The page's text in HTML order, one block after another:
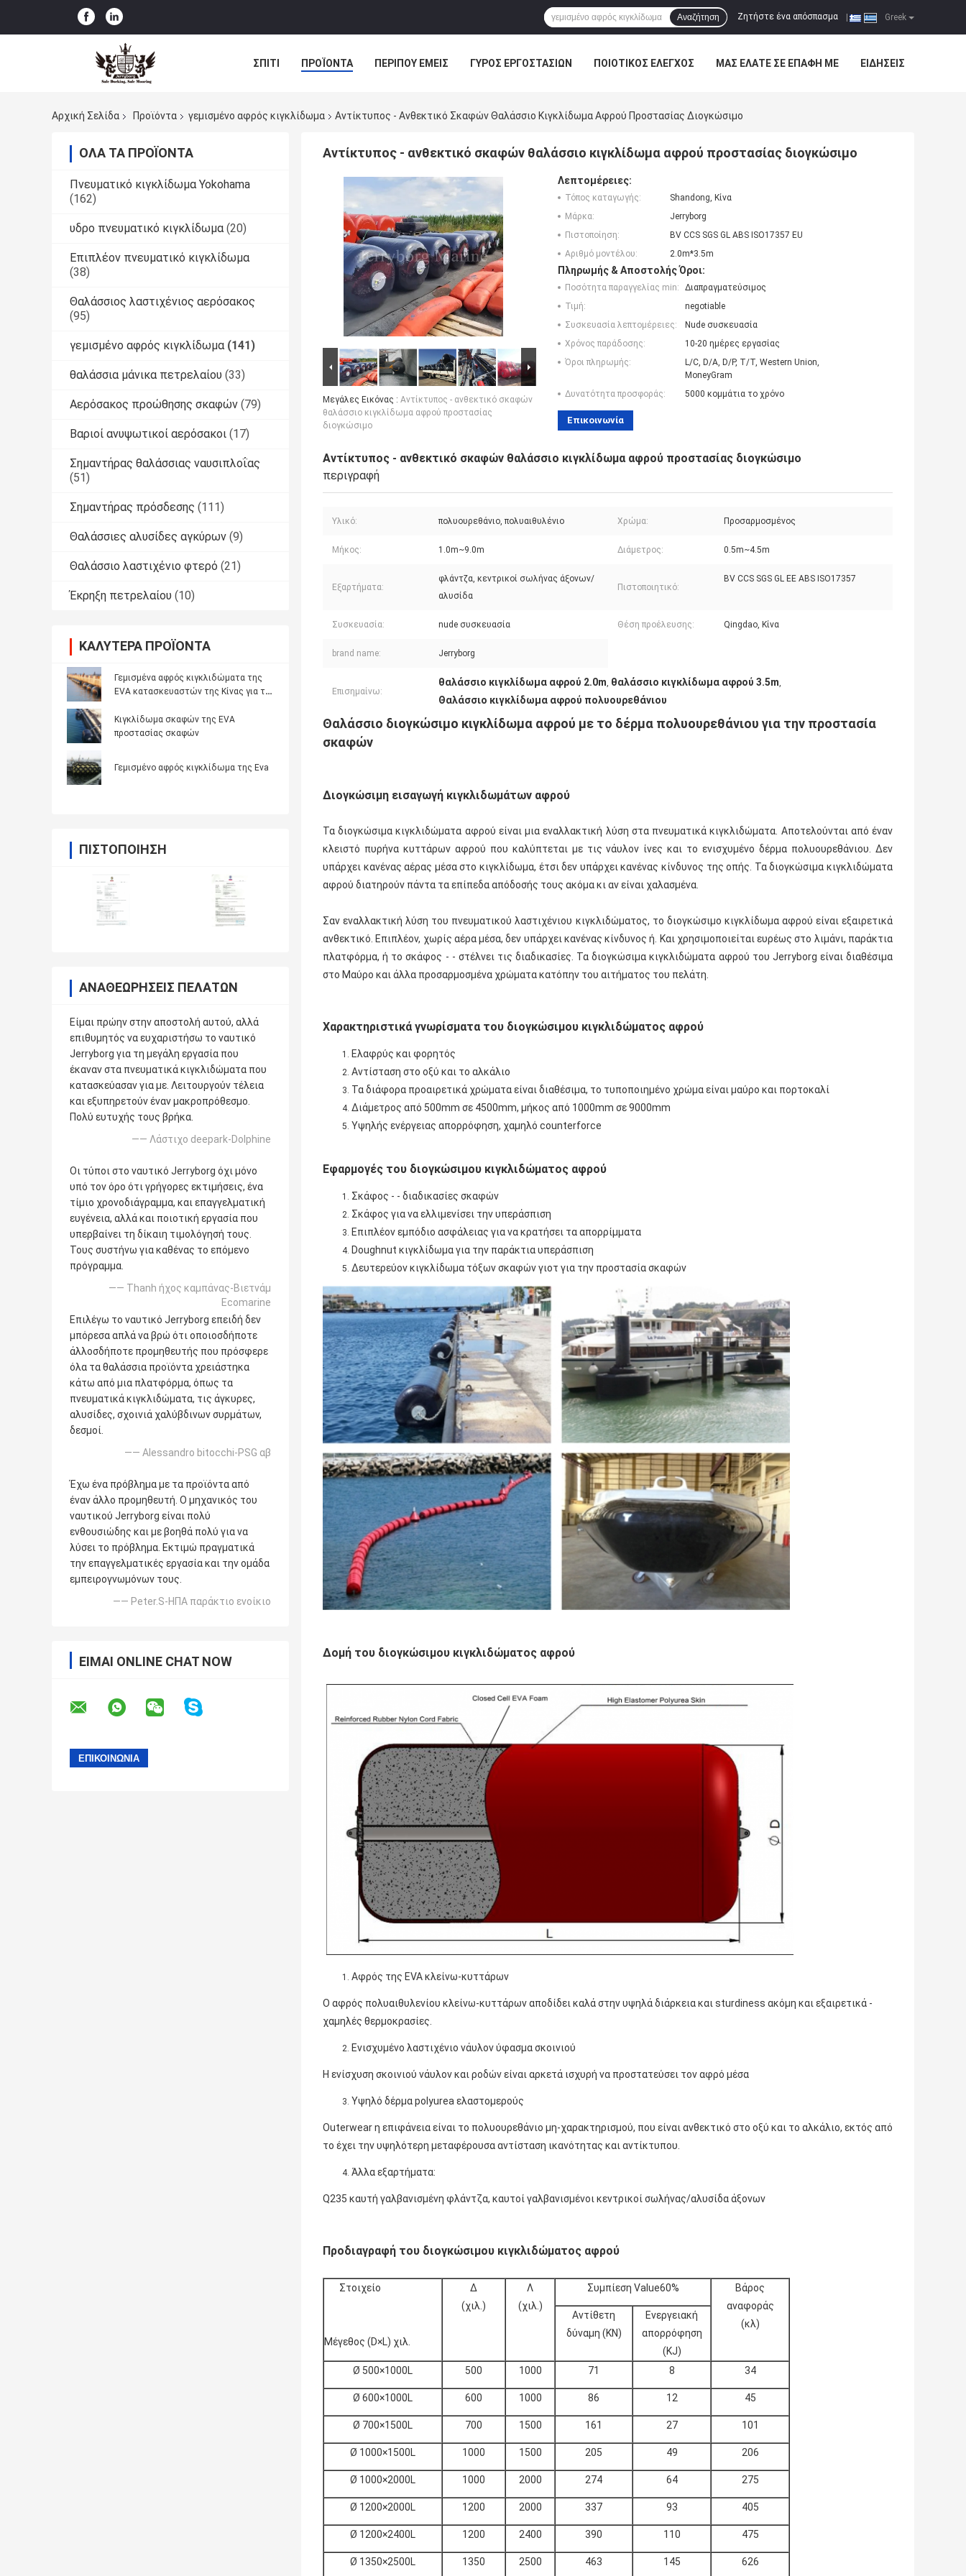
Greek
Ζητήστε ένα απόσπασμα
Αναζήτηση
ΣΠΊΤΙ ΠΡΟΪΌΝΤΑ ΠΕΡΊΠΟΥ ΕΜΕΊΣ ΓΎΡΟΣ ΕΡΓΟΣΤΑΣΊΩΝ ΠΟΙΟΤΙΚΌΣ ΈΛΕΓΧΟΣ ΜΑΣ ΕΛΆΤΕ ΣΕ ΕΠΑΦΉ ΜΕ ΕΙΔΉΣΕΙΣ
Αρχική Σελίδα
Προϊόντα γεμισμένο αφρός κιγκλίδωμα Αντίκτυπος - Ανθεκτικό Σκαφών Θαλάσσιο Κιγκλίδωμα Αφρού Προστασίας Διογκώσιμο
ΌΛΑ ΤΑ ΠΡΟΪΌΝΤΑ
Πνευματικό κιγκλίδωμα Yokohama
(162)
υδρο πνευματικό κιγκλίδωμα (20)
Επιπλέον πνευματικό κιγκλίδωμα
(38)
Θαλάσσιος λαστιχένιος αερόσακος
(95)
γεμισμένο αφρός κιγκλίδωμα (141)
θαλάσσια μάνικα πετρελαίου (33)
Αερόσακος προώθησης σκαφών (79)
Βαριοί ανυψωτικοί αερόσακοι (17)
Σημαντήρας θαλάσσιας ναυσιπλοΐας
(51)
Σημαντήρας πρόσδεσης (111)
Θαλάσσιες αλυσίδες αγκύρων (9)
Θαλάσσιο λαστιχένιο φτερό (21)
Έκρηξη πετρελαίου (10)
ΚΑΛΎΤΕΡΑ ΠΡΟΪΌΝΤΑ
Γεμισμένα αφρός κιγκλιδώματα της
EVA κατασκευαστών της Κίνας για την
Κιγκλίδωμα σκαφών της EVA
προστασίας σκαφών
Γεμισμένο αφρός κιγκλίδωμα της Eva
ΠΙΣΤΟΠΟΊΗΣΗ
ΑΝΑΘΕΩΡΉΣΕΙΣ ΠΕΛΑΤΏΝ
Είμαι πρώην στην αποστολή αυτού, αλλά
επιθυμητός να ευχαριστήσω το ναυτικό
Jerryborg για τη μεγάλη εργασία που
έκαναν στα πνευματικά κιγκλιδώματα που
κατασκεύασαν για με. Λειτουργούν τέλεια
και εξυπηρετούν έναν μακροπρόθεσμο.
Πολύ ευτυχής τους βρήκα.
—— Λάστιχο deepark-Dolphine
Οι τύποι στο ναυτικό Jerryborg όχι μόνο
υπό τον όρο ότι γρήγορες εκτιμήσεις, ένα
τίμιο χρονοδιάγραμμα, και επαγγελματική
ευγένεια, αλλά και ποιοτική εργασία που
υπερβαίνει τη δίκαιη τιμολόγησή τους.
Τους συστήνω για καθένας το επόμενο
πρόγραμμα.
—— Thanh ήχος καμπάνας-Βιετνάμ
Ecomarine
Επιλέγω το ναυτικό Jerryborg επειδή δεν
μπόρεσα απλά να βρώ ότι οποιοσδήποτε
άλλοσδήποτε προμηθευτής που πρόσφερε
όλα τα θαλάσσια προϊόντα χρειάστηκα
κάτω από μια πλατφόρμα, όπως τα
πνευματικά κιγκλιδώματα, τις άγκυρες,
αλυσίδες, σχοινιά χαλύβδινων συρμάτων,
δεσμοί.
—— Alessandro bitocchi-PSG αβ
Έχω ένα πρόβλημα με τα προϊόντα από
έναν άλλο προμηθευτή. Ο μηχανικός του
ναυτικού Jerryborg είναι πολύ
ενθουσιώδης και με βοηθά πολύ για να
λύσει το πρόβλημα. Εκτιμώ πραγματικά
την επαγγελματικές εργασία και την ομάδα
εμπειρογνωμόνων τους.
—— Peter.S-ΗΠΑ παράκτιο ενοίκιο
ΕΊΜΑΙ ONLINE CHAT NOW
Αντίκτυπος - ανθεκτικό σκαφών θαλάσσιο κιγκλίδωμα αφρού προστασίας διογκώσιμο
Μεγάλες Εικόνας : Αντίκτυπος - ανθεκτικό σκαφών
θαλάσσιο κιγκλίδωμα αφρού προστασίας
διογκώσιμο
Λεπτομέρειες:
Τόπος καταγωγής:
Shandong, Κίνα
Μάρκα:
Jerryborg
Πιστοποίηση:
BV CCS SGS GL ABS ISO17357 EU
Αριθμό μοντέλου:
2.0m*3.5m
Πληρωμής & Αποστολής Όροι:
Ποσότητα παραγγελίας min:
Διαπραγματεύσιμος
Τιμή:
negotiable
Συσκευασία λεπτομέρειες:
Nude συσκευασία
Χρόνος παράδοσης:
10-20 ημέρες εργασίας
Όροι πληρωμής:
L/C, D/A, D/P, T/T, Western Union,
MoneyGram
Δυνατότητα προσφοράς:
5000 κομμάτια το χρόνο
Επικοινωνία
Αντίκτυπος - ανθεκτικό σκαφών θαλάσσιο κιγκλίδωμα αφρού προστασίας διογκώσιμο
περιγραφή
Υλικό: πολυουρεθάνιο, πολυαιθυλένιο Χρώμα: Προσαρμοσμένος
Μήκος: 1.0m~9.0m Διάμετρος: 0.5m~4.5m
Εξαρτήματα:
φλάντζα, κεντρικοί σωλήνας άξονων/
αλυσίδα
Πιστοποιητικό:
BV CCS SGS GL ΕΕ ABS ISO17357
Συσκευασία: nude συσκευασία Θέση προέλευσης: Qingdao, Κίνα
brand name: Jerryborg
Επισημαίνω:
θαλάσσιο κιγκλίδωμα αφρού 2.0m, θαλάσσιο κιγκλίδωμα αφρού 3.5m,
Θαλάσσιο κιγκλίδωμα αφρού πολυουρεθάνιου
Θαλάσσιο διογκώσιμο κιγκλίδωμα αφρού με το δέρμα πολυουρεθάνιου για την προστασία
σκαφών
Διογκώσιμη εισαγωγή κιγκλιδωμάτων αφρού
Τα διογκώσιμα κιγκλιδώματα αφρού είναι μια εναλλακτική λύση στα πνευματικά κιγκλιδώματα. Αποτελούνται από έναν
κλειστό πυρήνα κυττάρων αφρού που καλύπτεται με τις νάυλον ίνες και το ενισχυμένο δέρμα πολυουρεθάνιου. Δεν
υπάρχει κανένας αέρας μέσα στο κιγκλίδωμα, έτσι δεν υπάρχει κανένας κίνδυνος της οπής. Τα διογκώσιμα κιγκλιδώματα
αφρού διατηρούν πάντα τα επίπεδα απόδοσής τους ακόμα κι αν είναι χαλασμένα.
Σαν εναλλακτική λύση του πνευματικού λαστιχένιου κιγκλιδώματος, το διογκώσιμο κιγκλίδωμα αφρού είναι εξαιρετικά
ανθεκτικό. Επιπλέον, χωρίς αέρα μέσα, δεν υπάρχει κανένας κίνδυνος ή. Και χρησιμοποιείται ευρέως στο λιμάνι, παράκτια
πλατφόρμα, ή το σκάφος - - στέλνει τις διαδικασίες. Τα διογκώσιμα κιγκλιδώματα αφρού του Jerryborg είναι διαθέσιμα
στο Μαύρο και άλλα προσαρμοσμένα χρώματα κατόπην του αιτήματος του πελάτη.
Χαρακτηριστικά γνωρίσματα του διογκώσιμου κιγκλιδώματος αφρού
Ελαφρύς και φορητός
Αντίσταση στο οξύ και το αλκάλιο
Τα διάφορα προαιρετικά χρώματα είναι διαθέσιμα, το τυποποιημένο χρώμα είναι μαύρο και πορτοκαλί
Διάμετρος από 500mm σε 4500mm, μήκος από 1000mm σε 9000mm
Υψηλής ενέργειας απορρόφηση, χαμηλό counterforce
Εφαρμογές του διογκώσιμου κιγκλιδώματος αφρού
Σκάφος - - διαδικασίες σκαφών
Σκάφος για να ελλιμενίσει την υπεράσπιση
Επιπλέον εμπόδιο ασφάλειας για να κρατήσει τα απορρίμματα
Doughnut κιγκλίδωμα για την παράκτια υπεράσπιση
Δευτερεύον κιγκλίδωμα τόξων σκαφών γιοτ για την προστασία σκαφών
Δομή του διογκώσιμου κιγκλιδώματος αφρού
Αφρός της EVA κλείνω-κυττάρων
Ο αφρός πολυαιθυλενίου κλείνω-κυττάρων αποδίδει καλά στην υψηλά διάρκεια και sturdiness ακόμη και εξαιρετικά -
χαμηλές θερμοκρασίες.
Ενισχυμένο λαστιχένιο νάυλον ύφασμα σκοινιού
Η ενίσχυση σκοινιού νάυλον και ροδών είναι αρκετά ισχυρή να προστατεύσει τον αφρό μέσα
Υψηλό δέρμα polyurea ελαστομερούς
Outerwear η επιφάνεια είναι το πολυουρεθάνιο μη-χαρακτηρισμού, που είναι ανθεκτικό στο οξύ και το αλκάλιο, εκτός από
το έχει την υψηλότερη μεταφέρουσα αντίσταση ικανότητας και αντίκτυπου.
Άλλα εξαρτήματα:
Q235 καυτή γαλβανισμένη φλάντζα, καυτοί γαλβανισμένοι κεντρικοί σωλήνας/αλυσίδα άξονων
Προδιαγραφή του διογκώσιμου κιγκλιδώματος αφρού
Στοιχείο
Μέγεθος (D×L) χιλ.
Δ
(χιλ.)
Λ
(χιλ.)
Συμπίεση Value60%
Βάρος
αναφοράς
(κλ)
Αντίθετη
δύναμη (KN)
Ενεργειακή
απορρόφηση
(KJ)
Ø 500×1000L
500 1000 71 8 34
Ø 600×1000L 600 1000 86 12 45
Ø 700×1500L 700 1500 161 27 101
Ø 1000×1500L 1000 1500 205 49 206
Ø 1000×2000L 1000 2000 274 64 275
Ø 1200×2000L 1200 2000 337 93 405
Ø 1200×2400L 1200 2400 390 110 475
Ø 1350×2500L 1350 2500 463 145 626